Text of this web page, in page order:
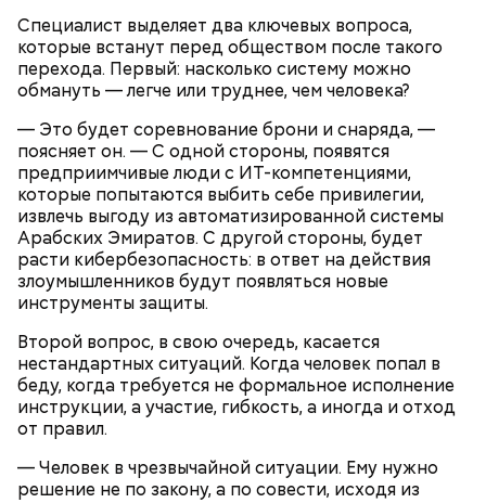
Специалист выделяет два ключевых вопроса,
которые встанут перед обществом после такого
перехода. Первый: насколько систему можно
обмануть — легче или труднее, чем человека?
— Это будет соревнование брони и снаряда, —
поясняет он. — С одной стороны, появятся
предприимчивые люди с ИТ-компетенциями,
которые попытаются выбить себе привилегии,
извлечь выгоду из автоматизированной системы
Арабских Эмиратов. С другой стороны, будет
расти кибербезопасность: в ответ на действия
злоумышленников будут появляться новые
инструменты защиты.
Второй вопрос, в свою очередь, касается
нестандартных ситуаций. Когда человек попал в
беду, когда требуется не формальное исполнение
инструкции, а участие, гибкость, а иногда и отход
от правил.
— Человек в чрезвычайной ситуации. Ему нужно
решение не по закону, а по совести, исходя из